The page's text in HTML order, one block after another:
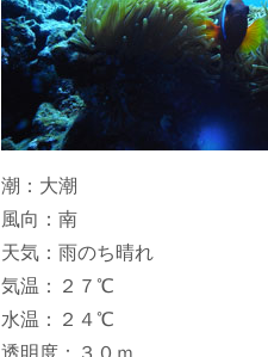
潮：大潮
風向：南
天気：雨のち晴れ
気温：２７℃
水温：２４℃
透明度：３０ｍ